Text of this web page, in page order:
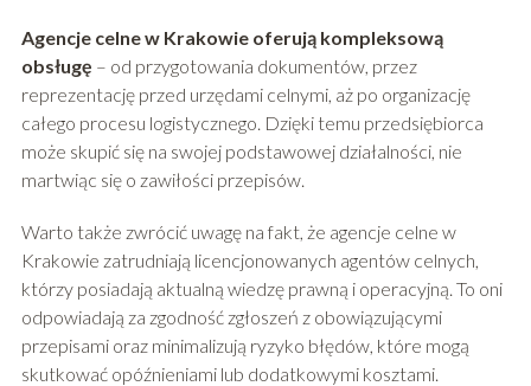
Agencje celne w Krakowie oferują kompleksową
obsługę – od przygotowania dokumentów, przez
reprezentację przed urzędami celnymi, aż po organizację
całego procesu logistycznego. Dzięki temu przedsiębiorca
może skupić się na swojej podstawowej działalności, nie
martwiąc się o zawiłości przepisów.
Warto także zwrócić uwagę na fakt, że agencje celne w
Krakowie zatrudniają licencjonowanych agentów celnych,
którzy posiadają aktualną wiedzę prawną i operacyjną. To oni
odpowiadają za zgodność zgłoszeń z obowiązującymi
przepisami oraz minimalizują ryzyko błędów, które mogą
skutkować opóźnieniami lub dodatkowymi kosztami.